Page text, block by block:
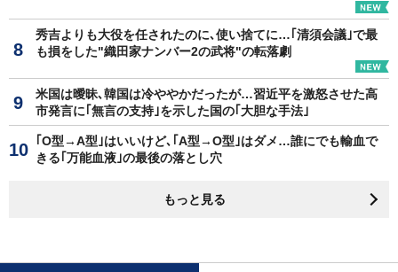
秀吉よりも大役を任されたのに､使い捨てに…｢清須会議｣で最
も損をした"織田家ナンバー2の武将"の転落劇
米国は曖昧､韓国は冷ややかだったが…習近平を激怒させた高
市発言に｢無言の支持｣を示した国の｢大胆な手法｣
｢O型→A型｣はいいけど､｢A型→O型｣はダメ…誰にでも輸血で
きる｢万能血液｣の最後の落とし穴
もっと見る